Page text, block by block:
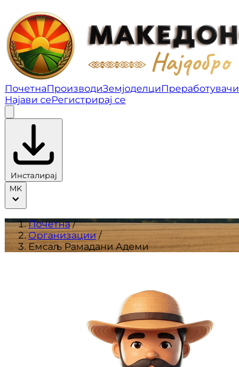
Емсаљ Рамадани Адеми | Организации
ПочетнаПроизводиЗемјоделциПреработувачи
Најави сеРегистрирај се
Инсталирај
MK
Почетна/
Организации/
Емсаљ Рамадани Адеми